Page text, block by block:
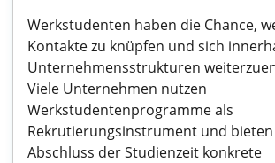
Werkstudenten haben die Chance,
Kontakte zu knüpfen und sich
Unternehmensstrukturen
Viele Unternehmen nutzen
Werkstudentenprogramme als
Rekrutierungsinstrument und
Abschluss der Studienzeit konkrete